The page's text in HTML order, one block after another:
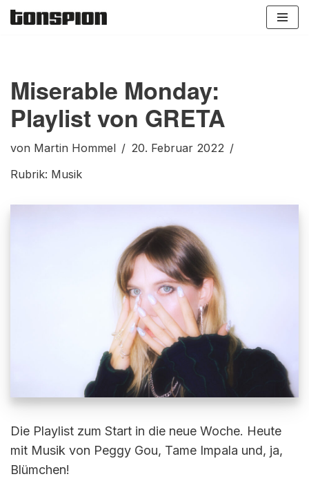
Miserable Monday:
Playlist von GRETA
von Martin Hommel
20. Februar 2022
Rubrik: Musik
Die Playlist zum Start in die neue Woche. Heute
mit Musik von Peggy Gou, Tame Impala und, ja,
Blümchen!